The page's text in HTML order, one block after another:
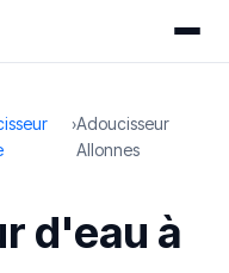
›Adoucisseur
Allonnes
d'eau à